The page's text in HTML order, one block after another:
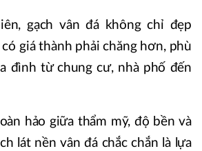
gạch vân đá không chỉ đẹp
giá thành phải chăng hơn, phù
đình từ chung cư, nhà phố đến
hảo giữa thẩm mỹ, độ bền và
lát nền vân đá chắc chắn là lựa